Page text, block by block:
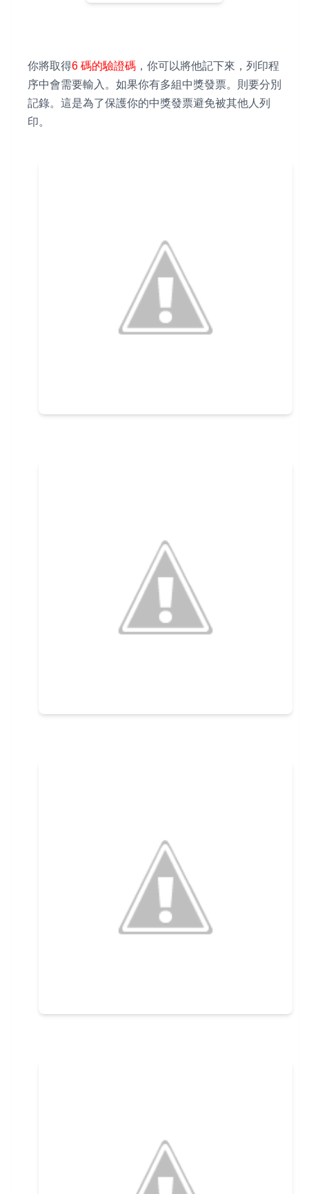
你將取得6 碼的驗證碼 ，你可以將他記下來，列印程
序中會需要輸入。如果你有多組中獎發票。則要分別
記錄。這是為了保護你的中獎發票避免被其他人列
印。